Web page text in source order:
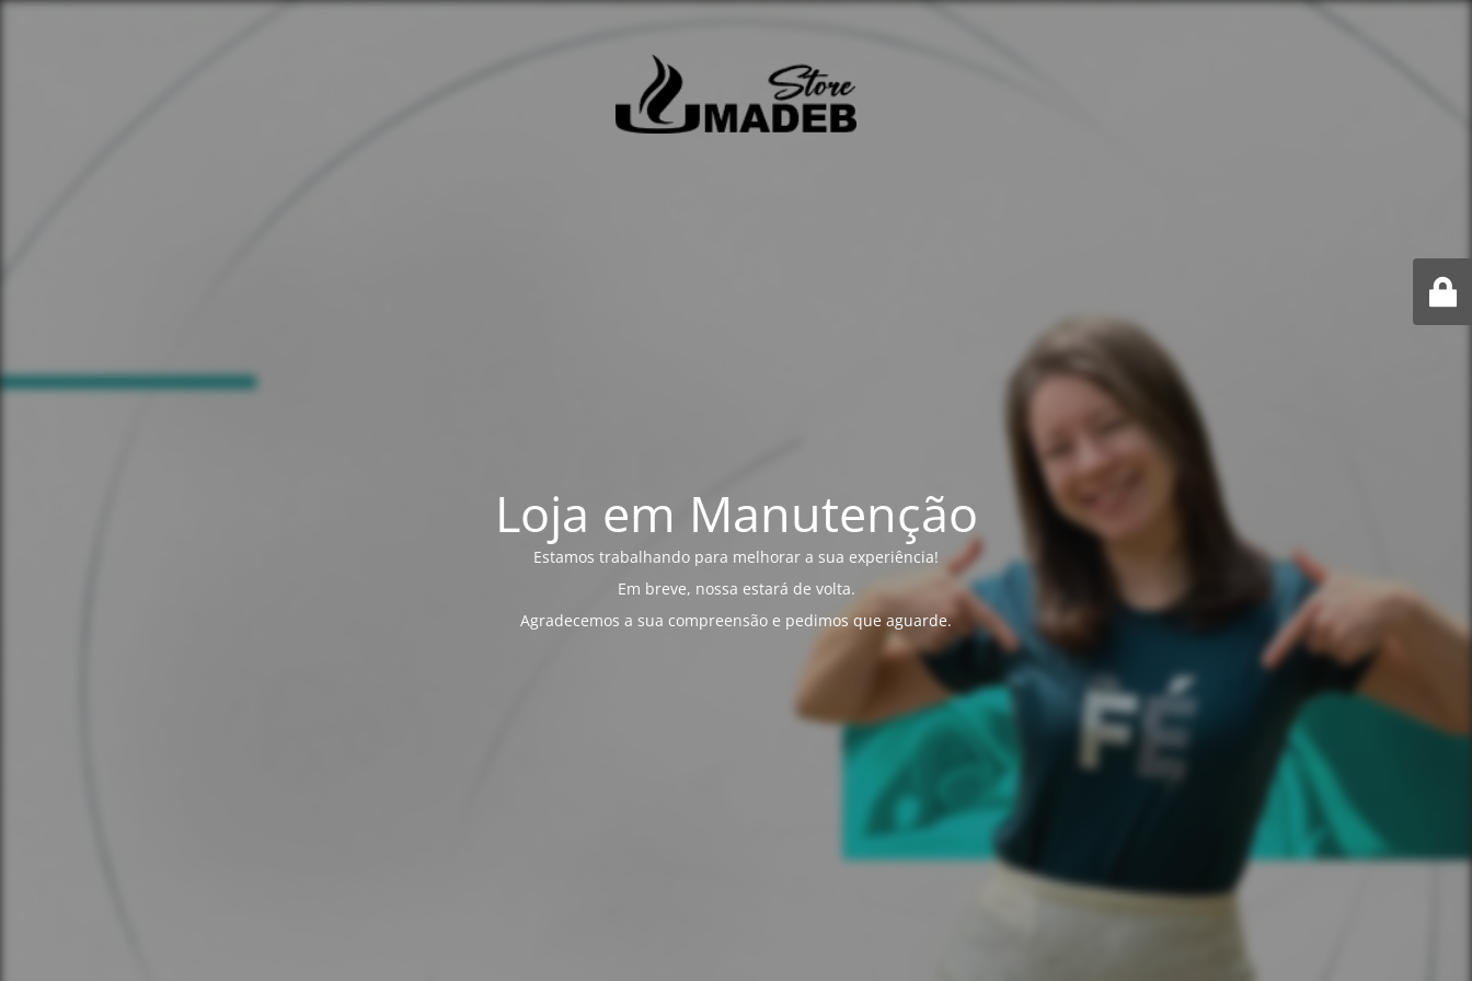
Loja em Manutenção
Estamos trabalhando para melhorar a sua experiência!
Em breve, nossa estará de volta.
Agradecemos a sua compreensão e pedimos que aguarde.